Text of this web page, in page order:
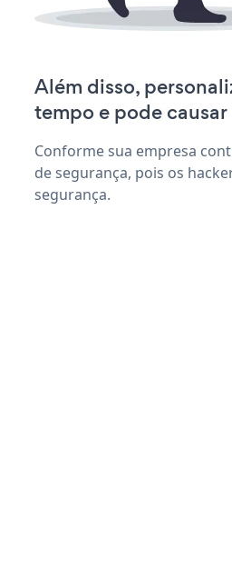
Além disso,
tempo e pode
Conforme sua empresa
de segurança, pois os
segurança.